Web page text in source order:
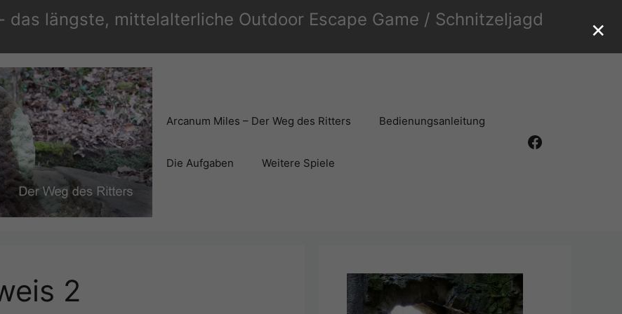
das längste, mittelalterliche Outdoor Escape Game / Schnitzeljagd
Arcanum Miles – Der Weg des Ritters Bedienungsanleitung
Die Aufgaben Weitere Spiele
Facebook
2
×